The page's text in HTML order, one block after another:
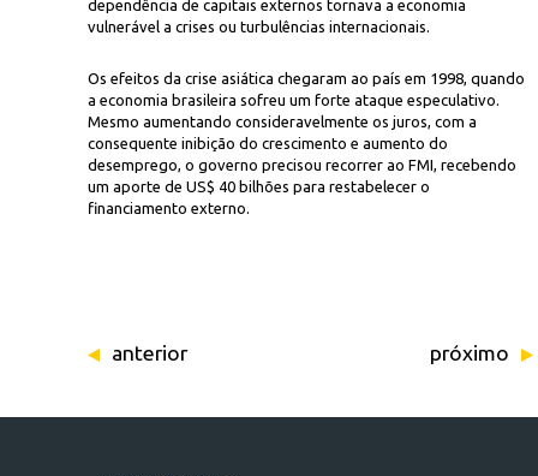
dependência de capitais externos tornava a economia
vulnerável a crises ou turbulências internacionais.
Os efeitos da crise asiática chegaram ao país em 1998, quando
a economia brasileira sofreu um forte ataque especulativo.
Mesmo aumentando consideravelmente os juros, com a
consequente inibição do crescimento e aumento do
desemprego, o governo precisou recorrer ao FMI, recebendo
um aporte de US$ 40 bilhões para restabelecer o
financiamento externo.
anterior próximo